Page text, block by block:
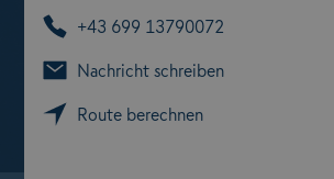
+43 699 13790072
Nachricht schreiben
Route berechnen